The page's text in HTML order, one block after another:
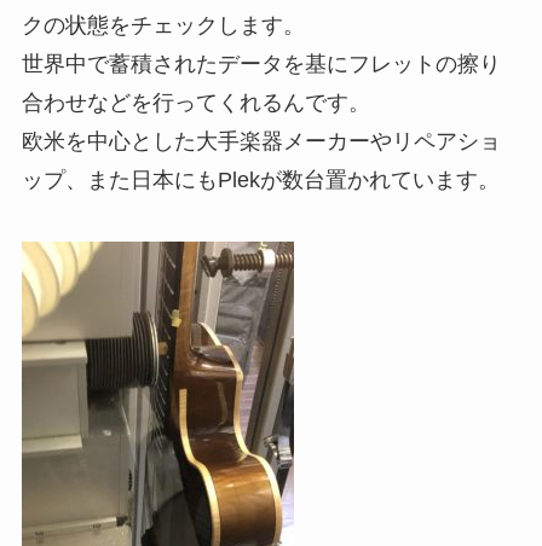
クの状態をチェックします。
世界中で蓄積されたデータを基にフレットの擦り
合わせなどを行ってくれるんです。
欧米を中心とした大手楽器メーカーやリペアショ
ップ、また日本にもPlekが数台置かれています。